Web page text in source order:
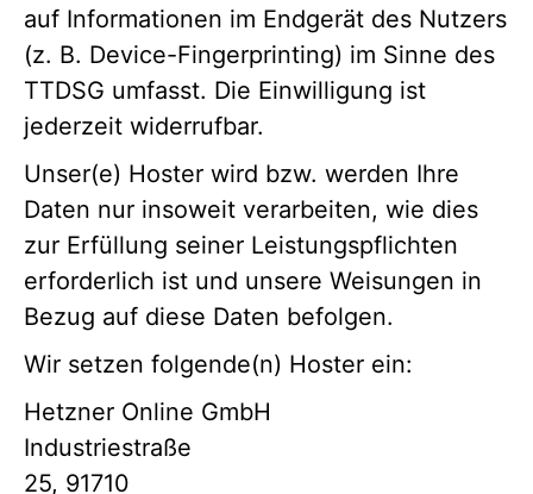
auf Informationen im Endgerät des Nutzers
(z. B. Device-Fingerprinting) im Sinne des
TTDSG umfasst. Die Einwilligung ist
jederzeit widerrufbar.
Unser(e) Hoster wird bzw. werden Ihre
Daten nur insoweit verarbeiten, wie dies
zur Erfüllung seiner Leistungspflichten
erforderlich ist und unsere Weisungen in
Bezug auf diese Daten befolgen.
Wir setzen folgende(n) Hoster ein:
Hetzner Online GmbH
Industriestraße
25, 91710